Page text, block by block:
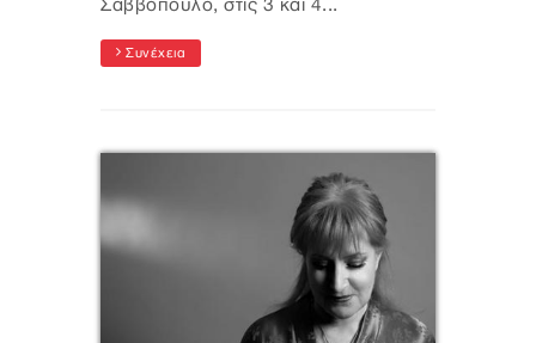
Σαββόπουλο, στις 3 και 4...
Συνέχεια